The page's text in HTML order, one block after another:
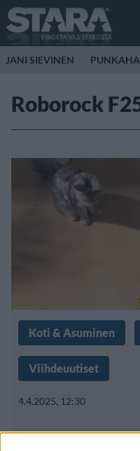
JANI SIEVINEN
Roborock
Koti & Asuminen
Viihdeuutiset
4.4.2025, 12:30